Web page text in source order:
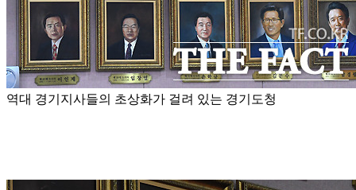
역대 경기지사들의 초상화가 걸려 있는 경기도청